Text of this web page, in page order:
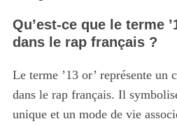
Qu’est-ce que le terme
dans le rap français?
Le terme ’13 or’ représente
dans le rap français. Il
unique et un mode de vie